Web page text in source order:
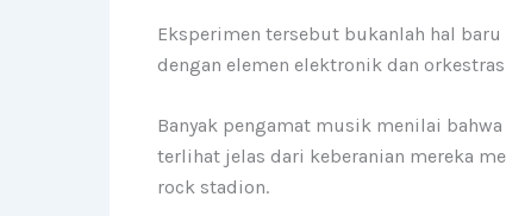
Eksperimen tersebut bukanlah hal
dengan elemen elektronik dan
Banyak pengamat musik menilai
terlihat jelas dari keberanian mereka
rock stadion.